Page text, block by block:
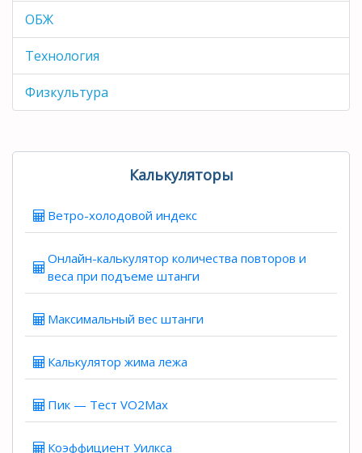
ОБЖ
Технология
Физкультура
Калькуляторы
Ветро-холодовой индекс
Онлайн-калькулятор количества повторов и
веса при подъеме штанги
Максимальный вес штанги
Калькулятор жима лежа
Пик — Тест VO2Max
Коэффициент Уилкса